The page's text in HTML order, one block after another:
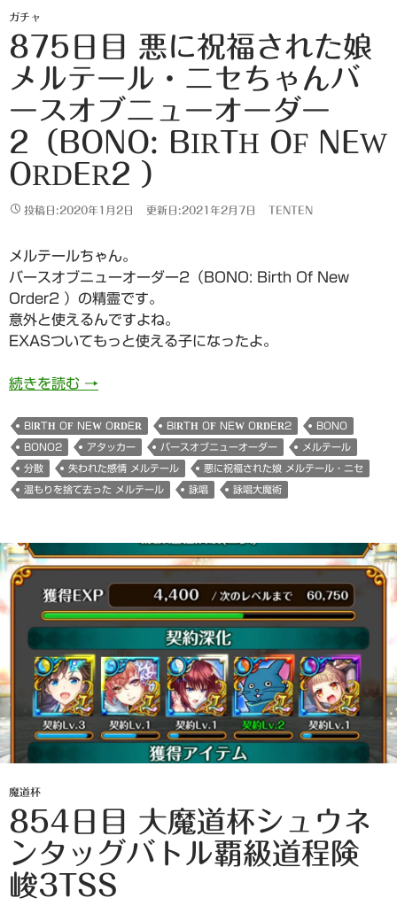
ガチャ
875日目 悪に祝福された娘
メルテール・ニセちゃんバ
ースオブニューオーダー
2（BONO: BIRTH OF NEW
ORDER2 ）
投稿日:2020年1月2日 更新日:2021年2月7日 TENTEN
メルテールちゃん。
バースオブニューオーダー2（BONO: Birth Of New
Order2 ）の精霊です。
意外と使えるんですよね。
EXASついてもっと使える子になったよ。
続きを読む 875日目 悪に祝福された娘 メルテール・ニセ
→
BIRTH OF NEW ORDER BIRTH OF NEW ORDER2 BONO
BONO2 アタッカー バースオブニューオーダー メルテール
分散 失われた感情 メルテール 悪に祝福された娘 メルテール・ニセ
温もりを捨て去った メルテール 詠唱 詠唱大魔術
魔道杯
854日目 大魔道杯シュウネ
ンタッグバトル覇級道程険
峻3TSS